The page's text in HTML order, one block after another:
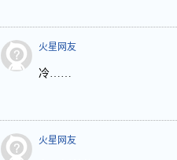
火星网友
冷……
火星网友